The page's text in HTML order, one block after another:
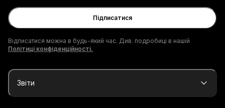
пошти
Підписатися
Відписатися можна в будь-який час. Див. подробиці в нашій
Політиці конфіденційності.
Звіти